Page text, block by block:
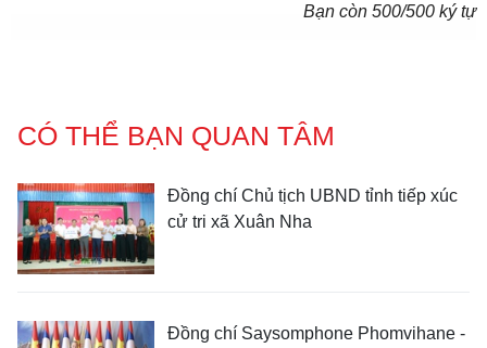
Bạn còn 500/500 ký tự
CÓ THỂ BẠN QUAN TÂM
Đồng chí Chủ tịch UBND tỉnh tiếp xúc
cử tri xã Xuân Nha
Đồng chí Saysomphone Phomvihane -